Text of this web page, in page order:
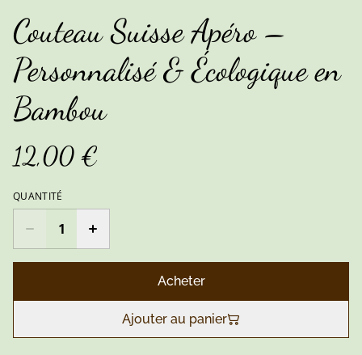
Couteau Suisse Apéro –
Personnalisé & Écologique en
Bambou
12,00 €
QUANTITÉ
Acheter
Ajouter au panier